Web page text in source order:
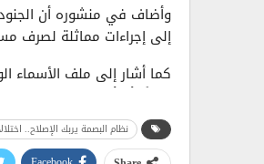
وأضاف في منشوره أن
إلى إجراءات مماثلة لصرف
كما أشار إلى ملف الأسماء
فعلاً” أم أنها انتقلت إلى
وفي المقابل، رأى مراقبون
لتوسيع الرقابة، خصوصاً مع
نظام البصمة يربك الإصلاح..